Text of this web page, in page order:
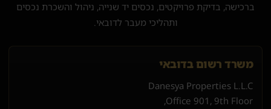
ברכישה, בדיקת פרויקטים, נכסים יד שנייה, ניהול והשכרת נכסים
ותהליכי מעבר לדובאי.
משרד רשום בדובאי
Danesya Properties L.L.C
Office 901, 9th Floor,